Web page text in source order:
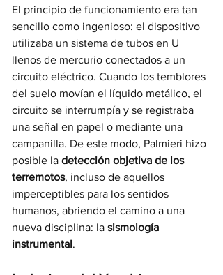
El principio de funcionamiento era tan
sencillo como ingenioso: el dispositivo
utilizaba un sistema de tubos en U
llenos de mercurio conectados a un
circuito eléctrico. Cuando los temblores
del suelo movían el líquido metálico, el
circuito se interrumpía y se registraba
una señal en papel o mediante una
campanilla. De este modo, Palmieri hizo
posible la detección objetiva de los
terremotos, incluso de aquellos
imperceptibles para los sentidos
humanos, abriendo el camino a una
nueva disciplina: la sismología
instrumental.